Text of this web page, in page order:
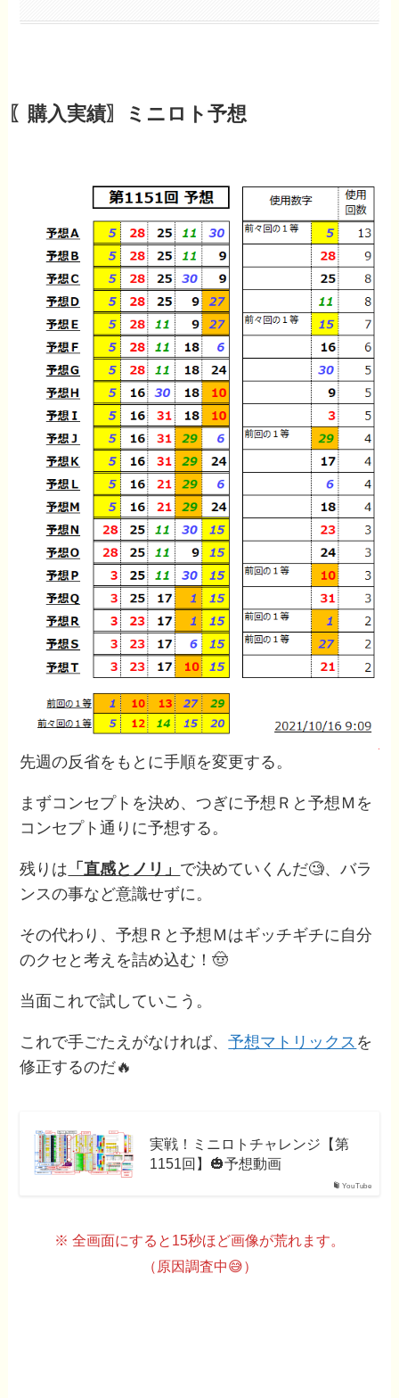
〖購入実績〗ミニロト予想
先週の反省をもとに手順を変更する。
まずコンセプトを決め、つぎに予想Ｒと予想Ｍを
コンセプト通りに予想する。
残りは 「直感とノリ」 で決めていくんだ🧐、バラ
ンスの事など意識せずに。
その代わり、予想Ｒと予想Ｍはギッチギチに自分
のクセと考えを詰め込む！🤠
当面これで試していこう。
これで手ごたえがなければ、予想マトリックス を
修正するのだ🔥
YouTube
実戦！ミニロトチャレンジ【第
1151回】🎃予想動画
※ 全画面にすると15秒ほど画像が荒れます。
（原因調査中😅）